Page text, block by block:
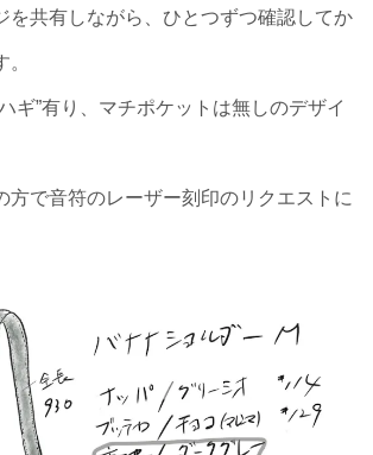
を共有しながら、ひとつずつ確認してか
ギ”有り、マチポケットは無しのデザイ
方で音符のレーザー刻印のリクエストに